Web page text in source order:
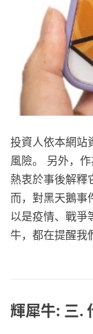
投資人依本網站
風險。 另外，
熱衷於事後解釋
而，對黑天鵝事
以是疫情、戰爭
牛，都在提醒我
輝犀牛: 三.